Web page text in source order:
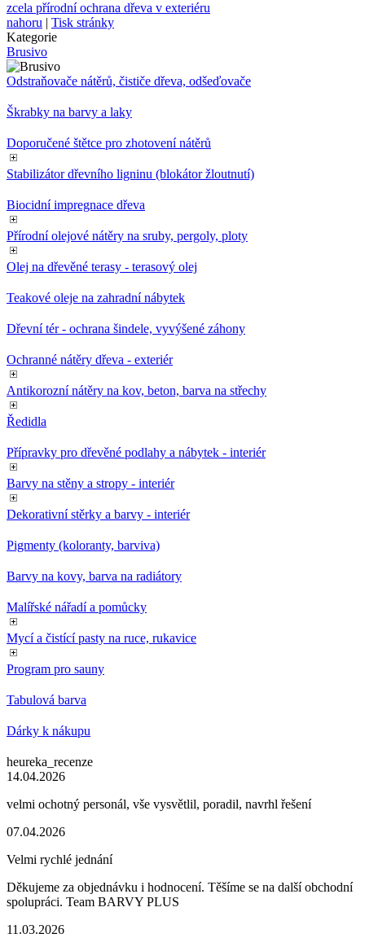
zcela přírodní ochrana dřeva v exteriéru
nahoru | Tisk stránky
Kategorie
Brusivo
Odstraňovače nátěrů, čističe dřeva, odšeďovače
Škrabky na barvy a laky
Doporučené štětce pro zhotovení nátěrů
Stabilizátor dřevního ligninu (blokátor žloutnutí)
Biocidní impregnace dřeva
Přírodní olejové nátěry na sruby, pergoly, ploty
Olej na dřevěné terasy - terasový olej
Teakové oleje na zahradní nábytek
Dřevní tér - ochrana šindele, vyvýšené záhony
Ochranné nátěry dřeva - exteriér
Antikorozní nátěry na kov, beton, barva na střechy
Ředidla
Přípravky pro dřevěné podlahy a nábytek - interiér
Barvy na stěny a stropy - interiér
Dekorativní stěrky a barvy - interiér
Pigmenty (koloranty, barviva)
Barvy na kovy, barva na radiátory
Malířské nářadí a pomůcky
Mycí a čistící pasty na ruce, rukavice
Program pro sauny
Tabulová barva
Dárky k nákupu
heureka_recenze
14.04.2026
velmi ochotný personál, vše vysvětlil, poradil, navrhl řešení
07.04.2026
Velmi rychlé jednání
Děkujeme za objednávku i hodnocení. Těšíme se na další obchodní
spolupráci. Team BARVY PLUS
11.03.2026